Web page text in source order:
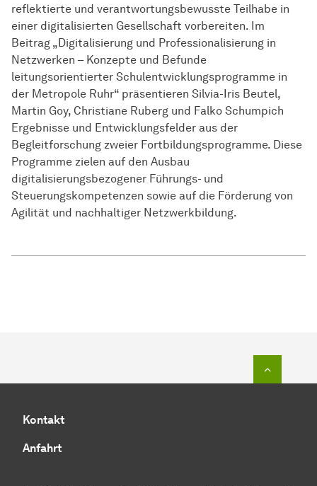
reflektierte und verantwortungsbewusste Teilhabe in
einer digitalisierten Gesellschaft vorbereiten. Im
Beitrag „Digitalisierung und Professionalisierung in
Netzwerken – Konzepte und Befunde
leitungsorientierter Schulentwicklungsprogramme in
der Metropole Ruhr“ präsentieren Silvia-Iris Beutel,
Martin Goy, Christiane Ruberg und Falko Schumpich
Ergebnisse und Entwicklungsfelder aus der
Begleitforschung zweier Fortbildungsprogramme. Diese
Programme zielen auf den Ausbau
digitalisierungsbezogener Führungs- und
Steuerungskompetenzen sowie auf die Förderung von
Agilität und nachhaltiger Netzwerkbildung.
Kontakt
Anfahrt